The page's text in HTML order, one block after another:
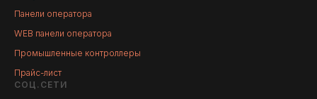
Панели оператора
WEB панели оператора
Промышленные контроллеры
Прайс-лист
СОЦ.СЕТИ